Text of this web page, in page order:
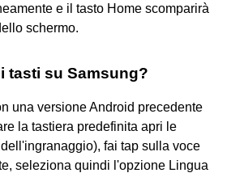
e il tasto Home scomparirà
schermo.
tasti su Samsung?
una versione Android precedente
la tastiera predefinita apri le
fai tap sulla voce
seleziona quindi l'opzione Lingua